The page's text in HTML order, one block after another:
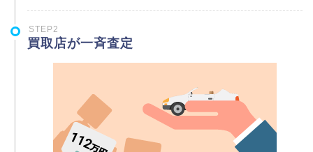
STEP2
買取店が一斉査定